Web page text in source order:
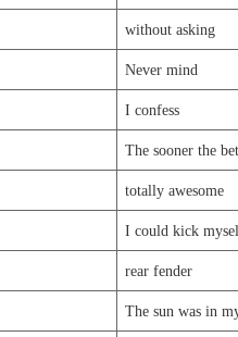
without asking
Never mind
I confess
The sooner the
totally awesome
I could kick
rear fender
The sun was in